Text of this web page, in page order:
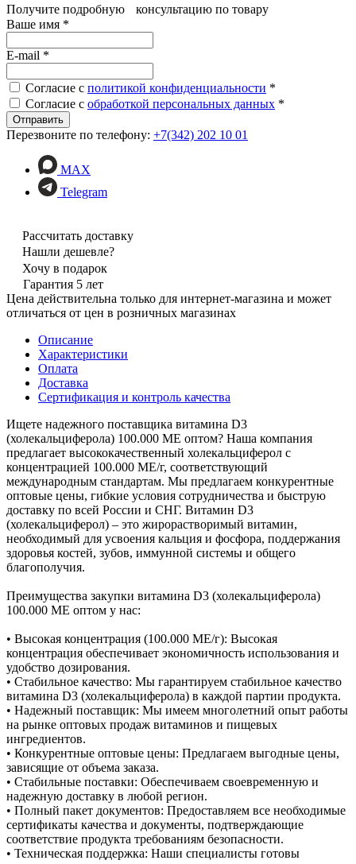
Получите подробную консультацию по товару
Ваше имя *
E-mail *
Согласие с политикой конфиденциальности *
Согласие с обработкой персональных данных *
Перезвоните по телефону: +7(342) 202 10 01
MAX
Telegram
Рассчитать доставку
Нашли дешевле?
Хочу в подарок
Гарантия 5 лет
Цена действительна только для интернет-магазина и может
отличаться от цен в розничных магазинах
Описание
Характеристики
Оплата
Доставка
Сертификация и контроль качества
Ищете надежного поставщика витамина D3
(холекальциферола) 100.000 МЕ оптом? Наша компания
предлагает высококачественный холекальциферол с
концентрацией 100.000 МЕ/г, соответствующий
международным стандартам. Мы предлагаем конкурентные
оптовые цены, гибкие условия сотрудничества и быструю
доставку по всей России и СНГ. Витамин D3
(холекальциферол) – это жирорастворимый витамин,
необходимый для усвоения кальция и фосфора, поддержания
здоровья костей, зубов, иммунной системы и общего
благополучия.
Преимущества закупки витамина D3 (холекальциферола)
100.000 МЕ оптом у нас:
• Высокая концентрация (100.000 МЕ/г): Высокая
концентрация обеспечивает экономичность использования и
удобство дозирования.
• Стабильное качество: Мы гарантируем стабильное качество
витамина D3 (холекальциферола) в каждой партии продукта.
• Надежный поставщик: Мы имеем многолетний опыт работы
на рынке оптовых продаж витаминов и пищевых
ингредиентов.
• Конкурентные оптовые цены: Предлагаем выгодные цены,
зависящие от объема заказа.
• Стабильные поставки: Обеспечиваем своевременную и
надежную доставку в любой регион.
• Полный пакет документов: Предоставляем все необходимые
сертификаты качества и документы, подтверждающие
соответствие продукта требованиям безопасности.
• Техническая поддержка: Наши специалисты готовы